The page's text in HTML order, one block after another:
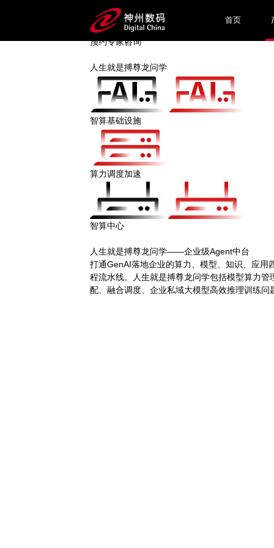
首页
AI产品及解决方案
AI驱动的企业数字化转型
预约专家咨询
人生就是搏尊龙问学
智算基础设施
算力调度加速
智算中心
人生就是搏尊龙问学——企业级Agent中台
打通GenAI落地企业的算力、模型、知识、
程流水线。人生就是搏尊龙问学包括模型算力管理平
配、融合调度、企业私域大模型高效推理训